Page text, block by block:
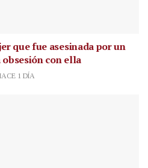
que fue asesinada por un
con ella
1 DÍA